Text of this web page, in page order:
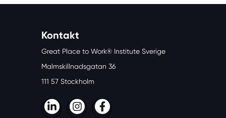
Kontakt
Great Place to Work® Institute Sverige
Malmskillnadsgatan 36
111 57 Stockholm